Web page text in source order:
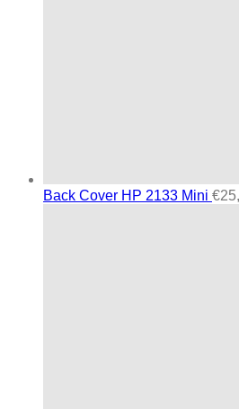
Back Cover HP 2133 Mini €